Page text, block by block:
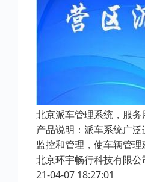
北京派车管理系统，服
产品说明：派车系统广
监控和管理，使车辆管
北京环宇畅行科技有限公
21-04-07 18:27:01